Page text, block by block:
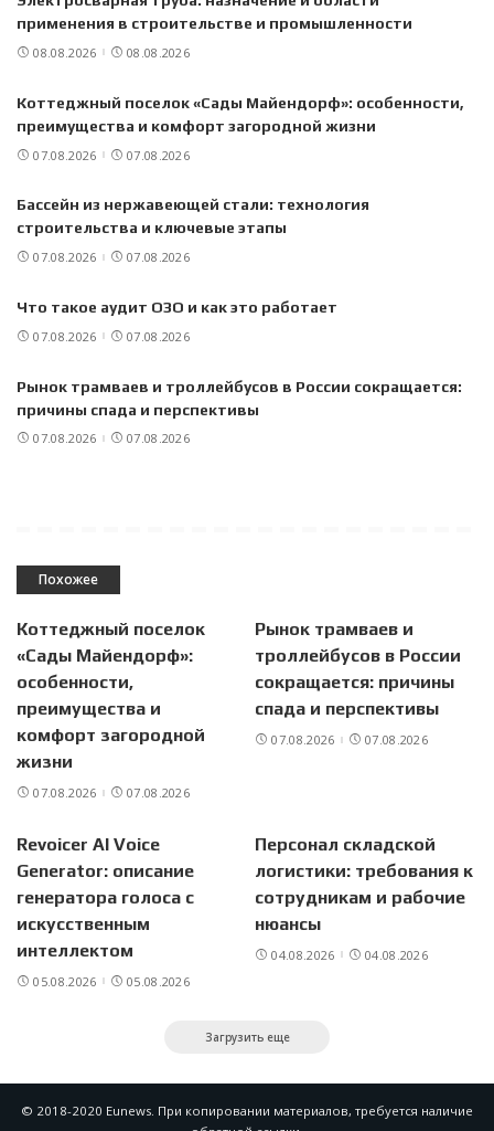
применения в строительстве и промышленности
08.08.2026 08.08.2026
Коттеджный поселок «Сады Майендорф»: особенности,
преимущества и комфорт загородной жизни
07.08.2026 07.08.2026
Бассейн из нержавеющей стали: технология
строительства и ключевые этапы
07.08.2026 07.08.2026
Что такое аудит ОЗО и как это работает
07.08.2026 07.08.2026
Рынок трамваев и троллейбусов в России сокращается:
причины спада и перспективы
07.08.2026 07.08.2026
Похожее
Коттеджный поселок
«Сады Майендорф»:
особенности,
преимущества и
комфорт загородной
жизни
07.08.2026 07.08.2026
Рынок трамваев и
троллейбусов в России
сокращается: причины
спада и перспективы
07.08.2026 07.08.2026
Revoicer AI Voice
Generator: описание
генератора голоса с
искусственным
интеллектом
05.08.2026 05.08.2026
Персонал складской
логистики: требования к
сотрудникам и рабочие
нюансы
04.08.2026 04.08.2026
Загрузить еще
© 2018-2020 Eunews. При копировании материалов, требуется наличие